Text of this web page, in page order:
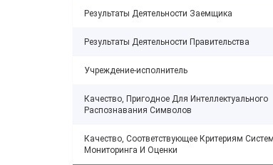
Результаты Деятельности Заемщика
Результаты Деятельности Правительства
Учреждение-исполнитель
Качество, Пригодное Для Интеллектуального
Распознавания Символов
Качество, Соответствующее Критериям
Мониторинга И Оценки